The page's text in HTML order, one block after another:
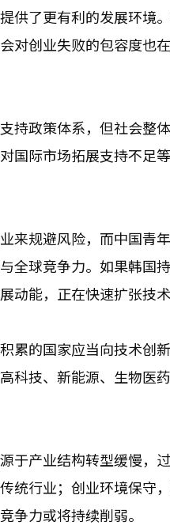
供了更有利的发展环境
对创业失败的包容度也
持政策体系，但社会整
国际市场拓展支持不足
来规避风险，而中国青
全球竞争力。如果韩国
动能，正在快速扩张技
累的国家应当向技术创
科技、新能源、生物医
于产业结构转型缓慢，
统行业；创业环境保守
争力或将持续削弱。